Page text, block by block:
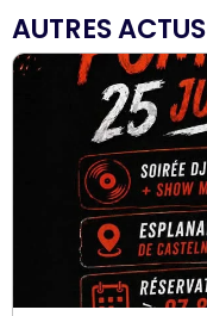
AUTRES ACTUS